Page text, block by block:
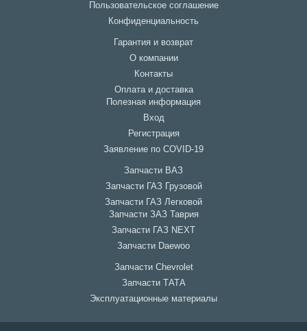
Пользовательское соглашение
Конфиденциальность
Гарантия и возврат
О компании
Контакты
Оплата и доставка
Полезная информация
Вход
Регистрация
Заявление по COVID-19
Запчасти ВАЗ
Запчасти ГАЗ Грузовой
Запчасти ГАЗ Легковой
Запчасти ЗАЗ Таврия
Запчасти ГАЗ NEXT
Запчасти Daewoo
Запчасти Chevrolet
Запчасти ТАТА
Эксплуатационные материалы